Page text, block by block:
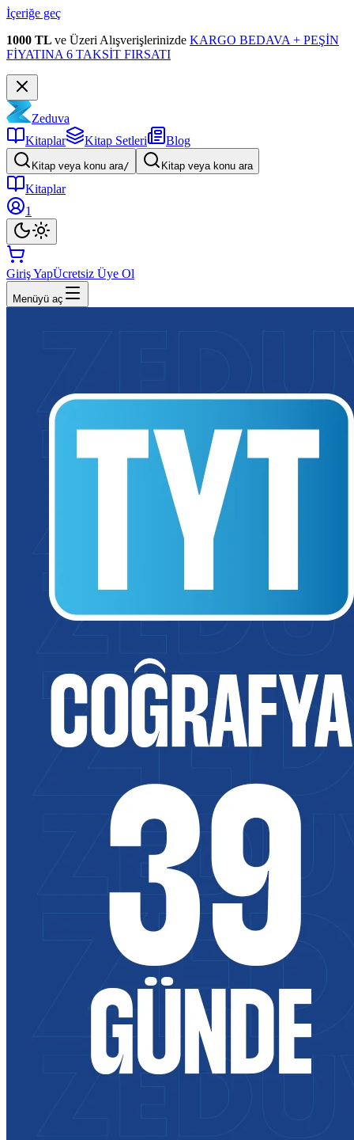
İçeriğe geç
1000 TL ve Üzeri Alışverişlerinizde KARGO BEDAVA + PEŞİN
FİYATINA 6 TAKSİT FIRSATI
Zeduva
Kitaplar
Kitap Setleri Blog
Kitap veya konu ara/ Kitap veya konu ara
Kitaplar
1
Giriş YapÜcretsiz Üye Ol
Menüyü aç